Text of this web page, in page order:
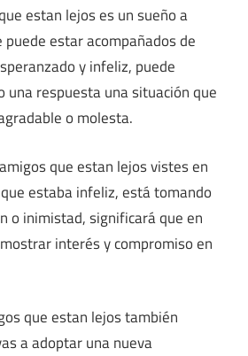
estan lejos es un sueño a
estar acompañados de
y infeliz, puede
una respuesta una situación que
o molesta.
que estan lejos vistes en
estaba infeliz, está tomando
o inimistad, significará que en
interés y compromiso en
que estan lejos también
a adoptar una nueva